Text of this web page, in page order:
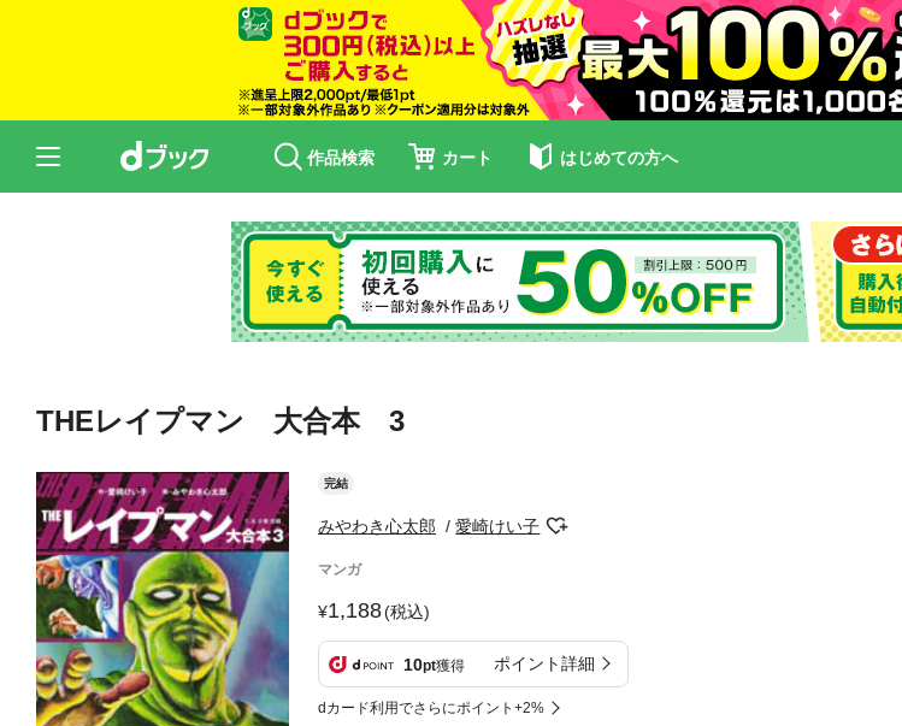
作品検索 カート はじめての方へ
THEレイプマン 大合本 3
完結
みやわき心太郎 愛崎けい子
マンガ
1,188(税込)
10pt獲得 ポイント詳細
dカード利用でさらにポイント+2%